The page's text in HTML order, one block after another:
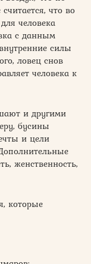
что во
человека
с данным
силы
ловец снов
человека к
и другими
бусины
и цели
женственность,
которые